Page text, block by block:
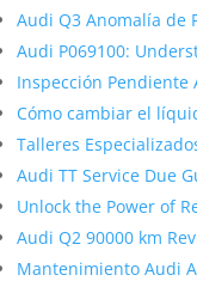
Audi Q3 Anomalía de
Audi P069100:
Inspección Pendiente
Cómo cambiar el
Talleres
Audi TT Service Due
Unlock the Power of
Audi Q2 90000 km
Mantenimiento Audi